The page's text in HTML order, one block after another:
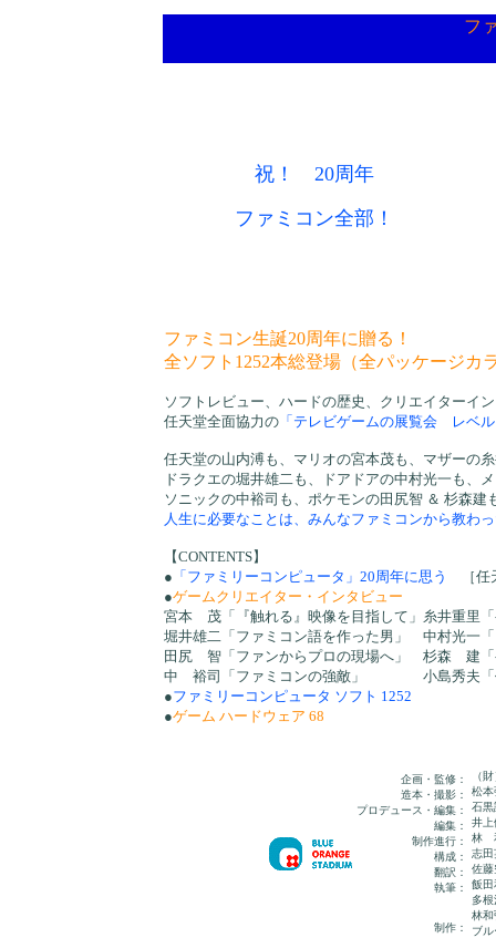
フ
祝！ 20周年
ファミコン全部！
ファミコン生誕20周年に贈る！
全ソフト1252本総登場（全パッケージカ
ソフトレビュー、ハードの歴史、クリエイターイ
任天堂全面協力の 「テレビゲームの展覧会 レベ
任天堂の山内溥も、マリオの宮本茂も、マザーの
ドラクエの堀井雄二も、ドアドアの中村光一も、
ソニックの中裕司も、ポケモンの田尻智 ＆ 杉森建
人生に必要なことは、みんなファミコンから教わ
【CONTENTS】
● 「ファミリーコンピュータ」20周年に思う
［任
●ゲームクリエイター・インタビュー
宮本 茂「『触れる』映像を目指して」糸井重里
堀井雄二「ファミコン語を作った男」 中村光一
田尻 智「ファンからプロの現場へ」 杉森 建「
中 裕司「ファミコンの強敵」 小島秀夫「任
●ファミリーコンピュータ ソフト 1252
●ゲーム ハードウェア 68
企画・監修：
造本・撮影：
プロデュース・編集：
編集：
制作進行：
構成：
翻訳：
執筆：
制作：
（
松本
石黒
井上
林
志田
佐藤
飯田
多
林和
ブ